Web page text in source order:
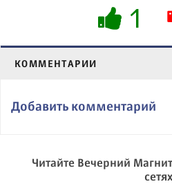
1
КОММЕНТАРИИ
Добавить комментарий
Читайте Вечерний
сетях